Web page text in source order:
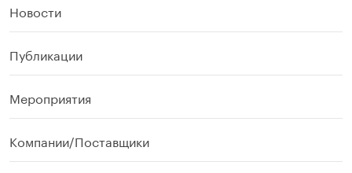
Новости
Публикации
Мероприятия
Компании/Поставщики